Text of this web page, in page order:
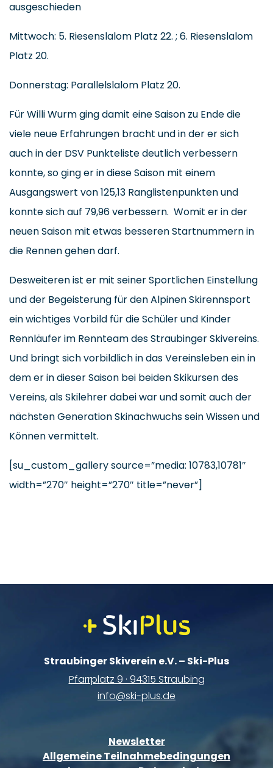
ausgeschieden
Mittwoch: 5. Riesenslalom Platz 22. ; 6. Riesenslalom
Platz 20.
Donnerstag: Parallelslalom Platz 20.
Für Willi Wurm ging damit eine Saison zu Ende die
viele neue Erfahrungen bracht und in der er sich
auch in der DSV Punkteliste deutlich verbessern
konnte, so ging er in diese Saison mit einem
Ausgangswert von 125,13 Ranglistenpunkten und
konnte sich auf 79,96 verbessern. Womit er in der
neuen Saison mit etwas besseren Startnummern in
die Rennen gehen darf.
Desweiteren ist er mit seiner Sportlichen Einstellung
und der Begeisterung für den Alpinen Skirennsport
ein wichtiges Vorbild für die Schüler und Kinder
Rennläufer im Rennteam des Straubinger Skivereins.
Und bringt sich vorbildlich in das Vereinsleben ein in
dem er in dieser Saison bei beiden Skikursen des
Vereins, als Skilehrer dabei war und somit auch der
nächsten Generation Skinachwuchs sein Wissen und
Können vermittelt.
[su_custom_gallery source=”media: 10783,10781″
width=”270″ height=”270″ title=”never”]
Straubinger Skiverein e.V. – Ski-Plus
Pfarrplatz 9 · 94315 Straubing
info@ski-plus.de
Newsletter
Allgemeine Teilnahmebedingungen